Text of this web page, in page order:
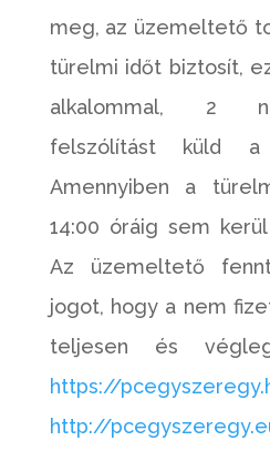
meg, az üzemeltető
türelmi időt biztosít,
alkalommal, 2
felszólítást küld a
Amennyiben a
14:00 óráig sem
Az üzemeltető
jogot, hogy a nem
teljesen és
https://
http://